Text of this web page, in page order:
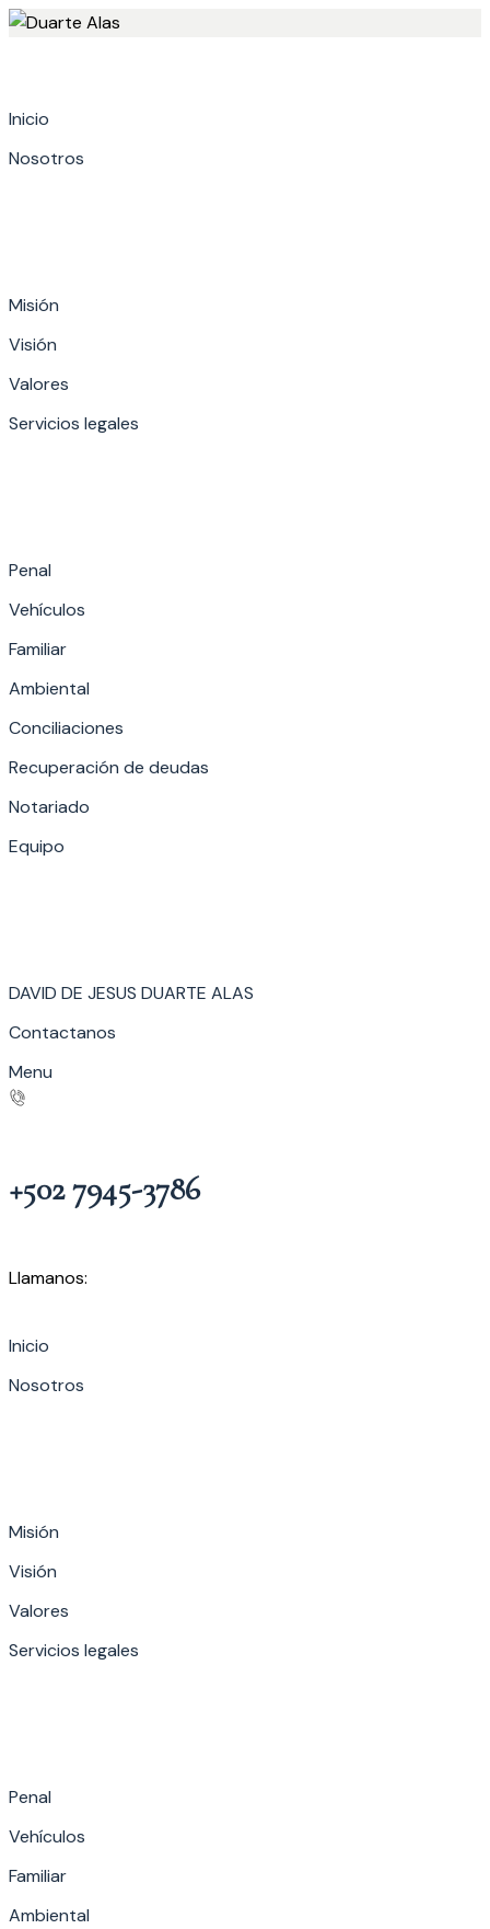
content
Inicio
Nosotros
Misión
Visión
Valores
Servicios legales
Penal
Vehículos
Familiar
Ambiental
Conciliaciones
Recuperación de deudas
Notariado
Equipo
DAVID DE JESUS DUARTE ALAS
Contactanos
Menu
+502 7945-3786
Llamanos:
Inicio
Nosotros
Misión
Visión
Valores
Servicios legales
Penal
Vehículos
Familiar
Ambiental